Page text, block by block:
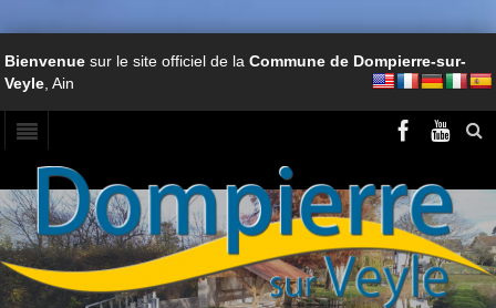
Bienvenuesur le site officiel de laCommune de Dompierre-sur-
Veyle , Ain